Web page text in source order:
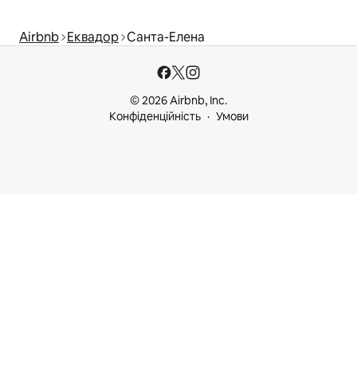
Airbnb Еквадор Санта-Елена
© 2026 Airbnb, Inc.
Конфіденційність
Умови